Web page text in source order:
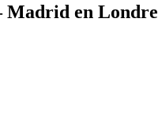
Madrid en